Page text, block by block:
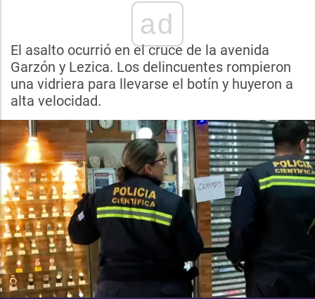
ad
El asalto ocurrió en el cruce de la avenida
Garzón y Lezica. Los delincuentes rompieron
una vidriera para llevarse el botín y huyeron a
alta velocidad.